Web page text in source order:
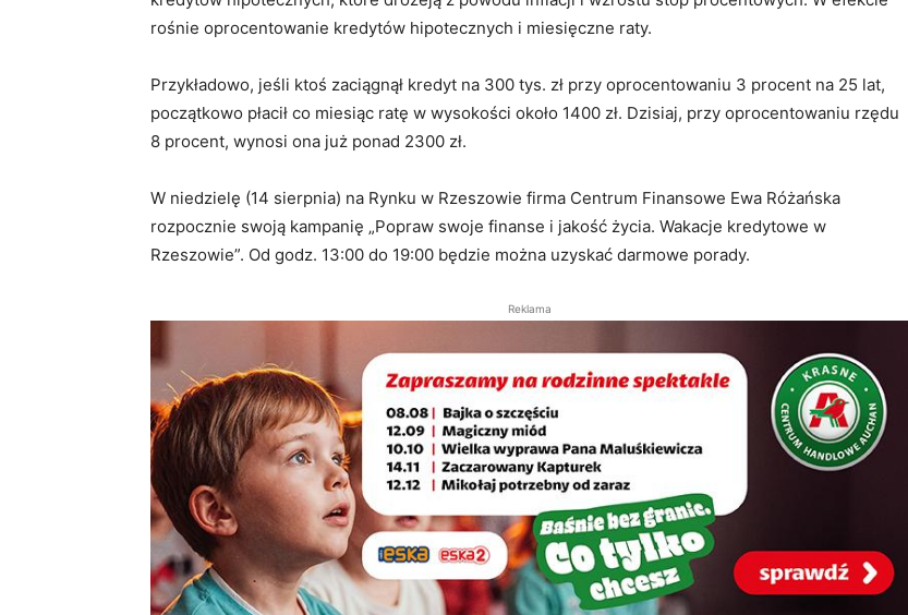
rośnie oprocentowanie kredytów hipotecznych i miesięczne raty.
Przykładowo, jeśli ktoś zaciągnął kredyt na 300 tys. zł przy oprocentowaniu 3 procent na 25 lat,
początkowo płacił co miesiąc ratę w wysokości około 1400 zł. Dzisiaj, przy oprocentowaniu rzędu
8 procent, wynosi ona już ponad 2300 zł.
W niedzielę (14 sierpnia) na Rynku w Rzeszowie firma Centrum Finansowe Ewa Różańska
rozpocznie swoją kampanię „Popraw swoje finanse i jakość życia. Wakacje kredytowe w
Rzeszowie”. Od godz. 13:00 do 19:00 będzie można uzyskać darmowe porady.
Reklama